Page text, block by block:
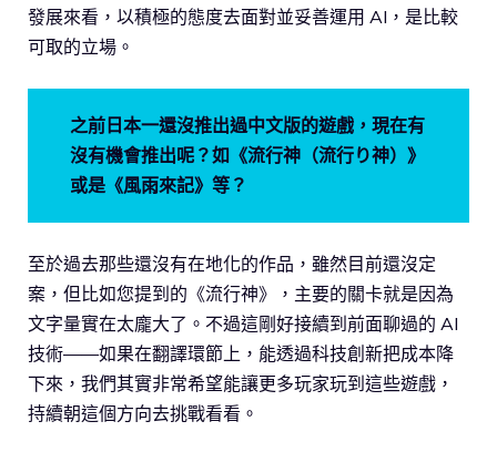
發展來看，以積極的態度去面對並妥善運用 AI，是比較
可取的立場。
之前日本一還沒推出過中文版的遊戲，現在有
沒有機會推出呢？如《流行神（流行り神）》
或是《風雨來記》等？
至於過去那些還沒有在地化的作品，雖然目前還沒定
案，但比如您提到的《流行神》，主要的關卡就是因為
文字量實在太龐大了。不過這剛好接續到前面聊過的 AI
技術——如果在翻譯環節上，能透過科技創新把成本降
下來，我們其實非常希望能讓更多玩家玩到這些遊戲，
持續朝這個方向去挑戰看看。